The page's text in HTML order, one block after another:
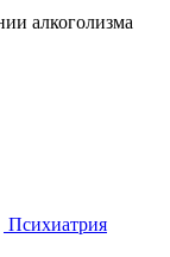
алкоголизма
Психиатрия